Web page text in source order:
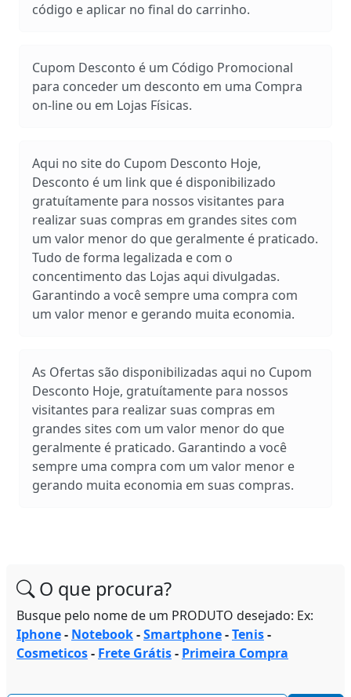
código e aplicar no final do carrinho.
Cupom Desconto é um Código Promocional
para conceder um desconto em uma Compra
on-line ou em Lojas Físicas.
Aqui no site do Cupom Desconto Hoje,
Desconto é um link que é disponibilizado
gratuítamente para nossos visitantes para
realizar suas compras em grandes sites com
um valor menor do que geralmente é praticado.
Tudo de forma legalizada e com o
concentimento das Lojas aqui divulgadas.
Garantindo a você sempre uma compra com
um valor menor e gerando muita economia.
As Ofertas são disponibilizadas aqui no Cupom
Desconto Hoje, gratuítamente para nossos
visitantes para realizar suas compras em
grandes sites com um valor menor do que
geralmente é praticado. Garantindo a você
sempre uma compra com um valor menor e
gerando muita economia em suas compras.
O que procura?
Busque pelo nome de um PRODUTO desejado: Ex:
Iphone- Notebook-Smartphone-Tenis-
Cosmeticos- Frete Grátis- Primeira Compra